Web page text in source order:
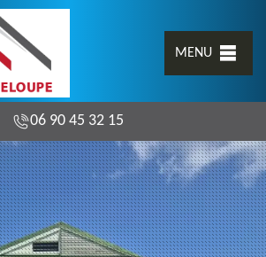
MENU
06 90 45 32 15